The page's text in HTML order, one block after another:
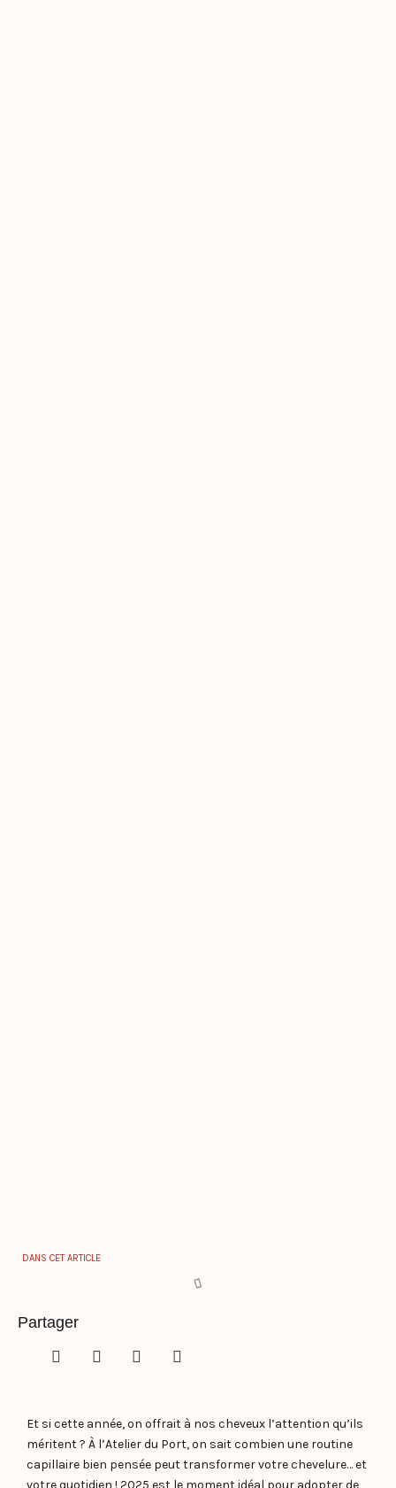
DANS CET ARTICLE
Partager
Et si cette année, on offrait à nos cheveux l’attention qu’ils
méritent ? À l’Atelier du Port, on sait combien une routine
capillaire bien pensée peut transformer votre chevelure… et
votre quotidien ! 2025 est le moment idéal pour adopter de